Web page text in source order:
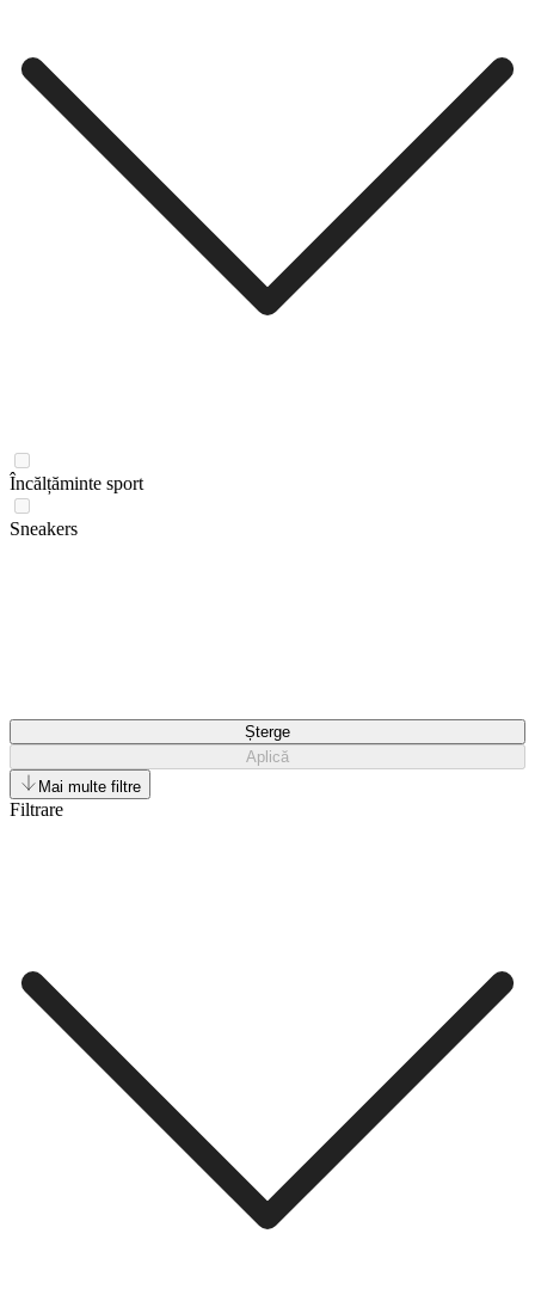
Încălțăminte sport
Sneakers
Șterge
Aplică
Mai multe filtre
Filtrare